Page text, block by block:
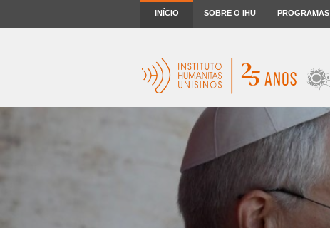
INÍCIO SOBRE O IHU PROGRAMAS